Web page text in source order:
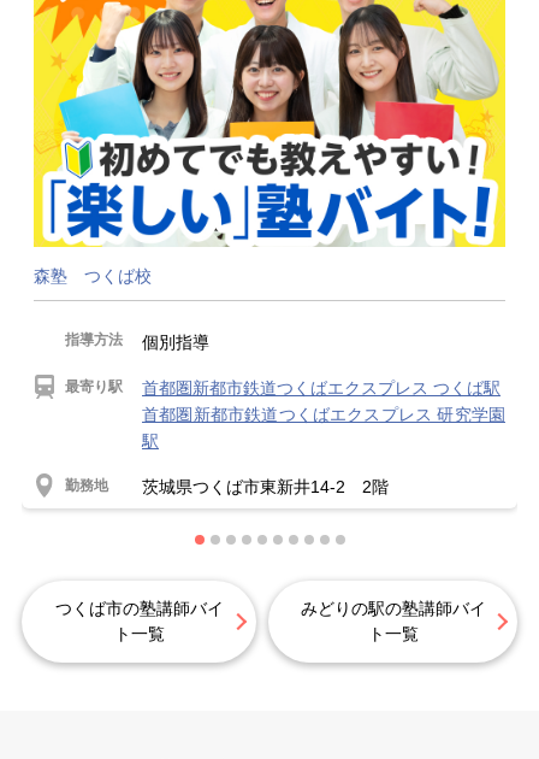
森塾 つくば校
指導方法 個別指導
最寄り駅
首都圏新都市鉄道つくばエクスプレス つくば駅
首都圏新都市鉄道つくばエクスプレス 研究学園
駅
勤務地 茨城県つくば市東新井14-2 2階
つくば市の塾講師バイ
ト一覧
みどりの駅の塾講師バイ
ト一覧